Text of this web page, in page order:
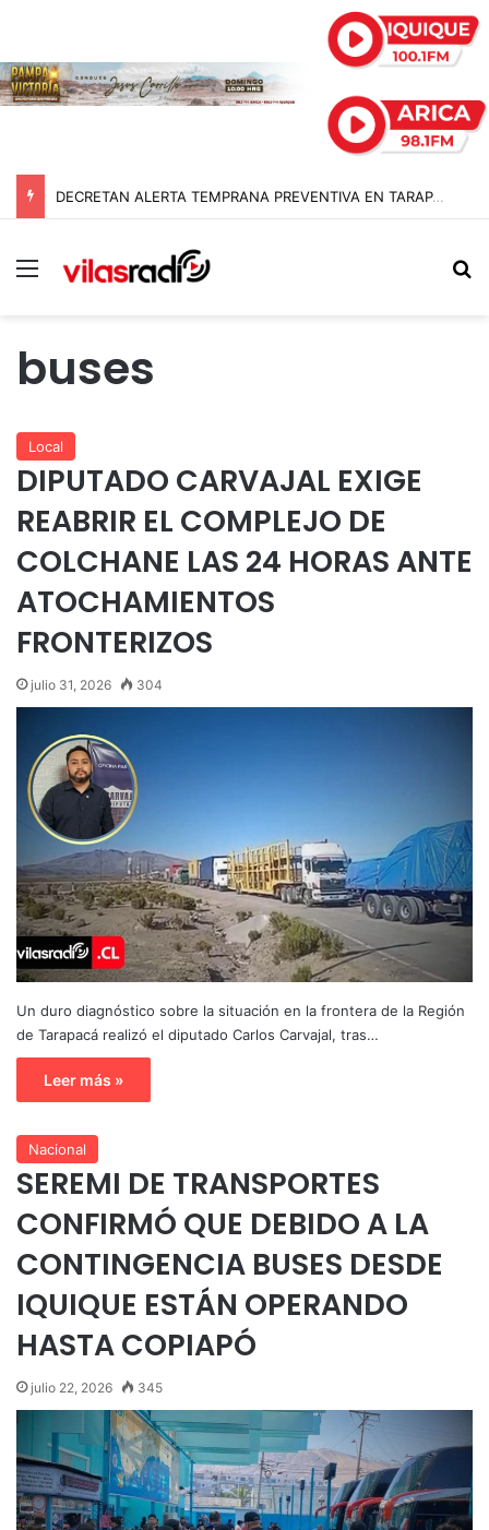
DECRETAN ALERTA TEMPRANA PREVENTIVA EN TARAPACÁ POR NEVADAS, LLUVIAS Y TORMENTAS ELÉCTRICAS
Menú
buses
Local
DIPUTADO CARVAJAL EXIGE
REABRIR EL COMPLEJO DE
COLCHANE LAS 24 HORAS ANTE
ATOCHAMIENTOS
FRONTERIZOS
julio 31, 2026 304
Un duro diagnóstico sobre la situación en la frontera de la Región
de Tarapacá realizó el diputado Carlos Carvajal, tras…
Leer más »
Nacional
SEREMI DE TRANSPORTES
CONFIRMÓ QUE DEBIDO A LA
CONTINGENCIA BUSES DESDE
IQUIQUE ESTÁN OPERANDO
HASTA COPIAPÓ
julio 22, 2026 345